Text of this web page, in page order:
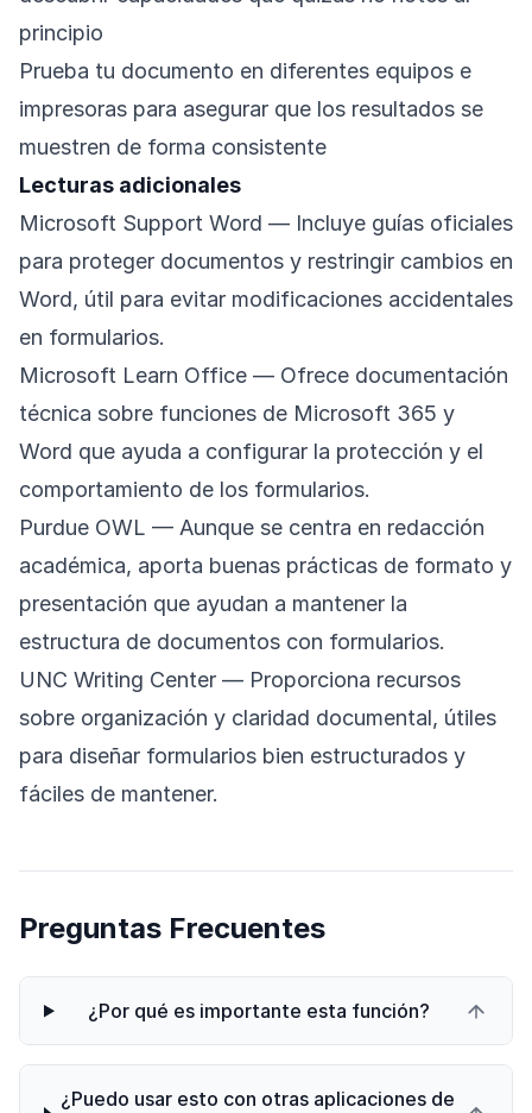
principio
Prueba tu documento en diferentes equipos e
impresoras para asegurar que los resultados se
muestren de forma consistente
Lecturas adicionales
Microsoft Support Word — Incluye guías oficiales
para proteger documentos y restringir cambios en
Word, útil para evitar modificaciones accidentales
en formularios.
Microsoft Learn Office — Ofrece documentación
técnica sobre funciones de Microsoft 365 y
Word que ayuda a configurar la protección y el
comportamiento de los formularios.
Purdue OWL — Aunque se centra en redacción
académica, aporta buenas prácticas de formato y
presentación que ayudan a mantener la
estructura de documentos con formularios.
UNC Writing Center — Proporciona recursos
sobre organización y claridad documental, útiles
para diseñar formularios bien estructurados y
fáciles de mantener.
Preguntas Frecuentes
¿Por qué es importante esta función?
¿Puedo usar esto con otras aplicaciones de